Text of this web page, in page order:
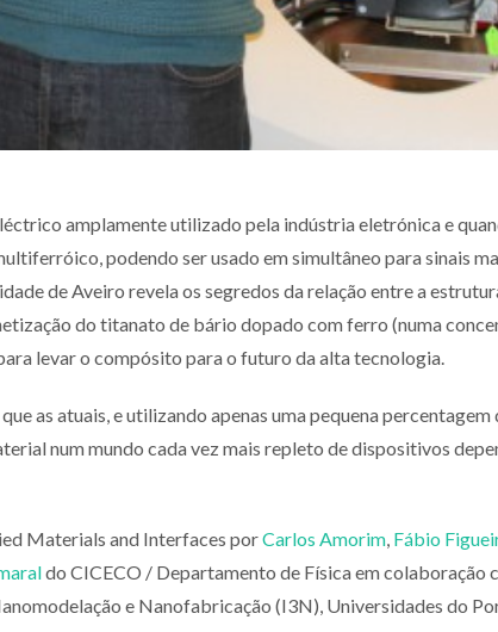
amplamente utilizado pela indústria eletrónica e
podendo ser usado em simultâneo para sinais
de Aveiro revela os segredos da relação entre a
do titanato de bário dopado com ferro (numa
levar o compósito para o futuro da alta tecnologia.
as atuais, e utilizando apenas uma pequena percentagem
num mundo cada vez mais repleto de dispositivos
Materials and Interfaces porCarlos Amorim, Fábio
do CICECO / Departamento de Física em colaboração
e Nanofabricação (I3N), Universidades do